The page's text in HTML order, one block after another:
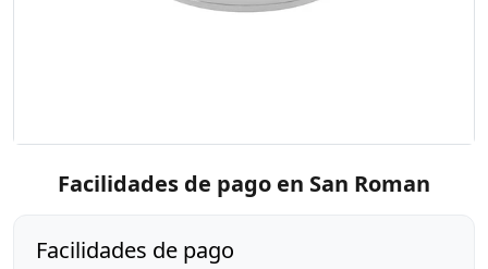
Facilidades de pago en San Roman
Facilidades de pago